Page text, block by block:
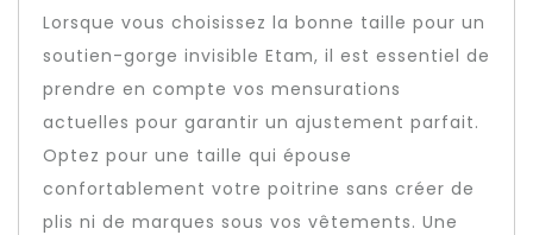
Lorsque vous choisissez la bonne taille pour un
soutien-gorge invisible Etam, il est essentiel de
prendre en compte vos mensurations
actuelles pour garantir un ajustement parfait.
Optez pour une taille qui épouse
confortablement votre poitrine sans créer de
plis ni de marques sous vos vêtements. Une